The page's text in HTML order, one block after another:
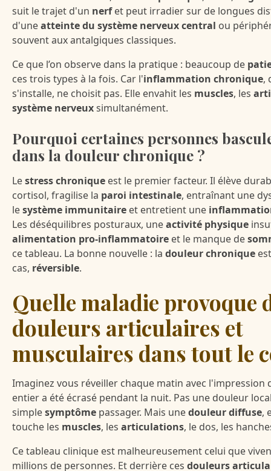
suit le trajet d'un nerfet peut irradier sur de longues
d'uneatteinte du système nerveux central ou
souvent aux antalgiques classiques.
Ce que l’on observe dans la pratique : beaucoup de
ces trois types à la fois. Car l'inflammation chronique,
s'installe, ne choisit pas. Elle envahit les muscles, les
système nerveuxsimultanément.
Pourquoi certaines personnes
dans la douleur chronique ?
Lestress chronique est le premier facteur. Il élève
cortisol, fragilise la paroi intestinale, entraînant une
lesystème immunitaire et entretient une
Les déséquilibres posturaux, uneactivité physique
alimentation pro-inflammatoire et le manque de
ce tableau. La bonne nouvelle : la douleur chronique
cas, réversible.
Quelle maladie provoque
douleurs articulaires et
musculaires dans tout le
Imaginez vous réveiller chaque matin avec l'impression
entier a été écrasé pendant la nuit. Pas une douleur
simplesymptôme passager. Mais unedouleur diffuse,
touche les muscles, les articulations, le dos, les
Ce tableau clinique est malheureusement celui que
millions de personnes. Et derrière ces douleurs